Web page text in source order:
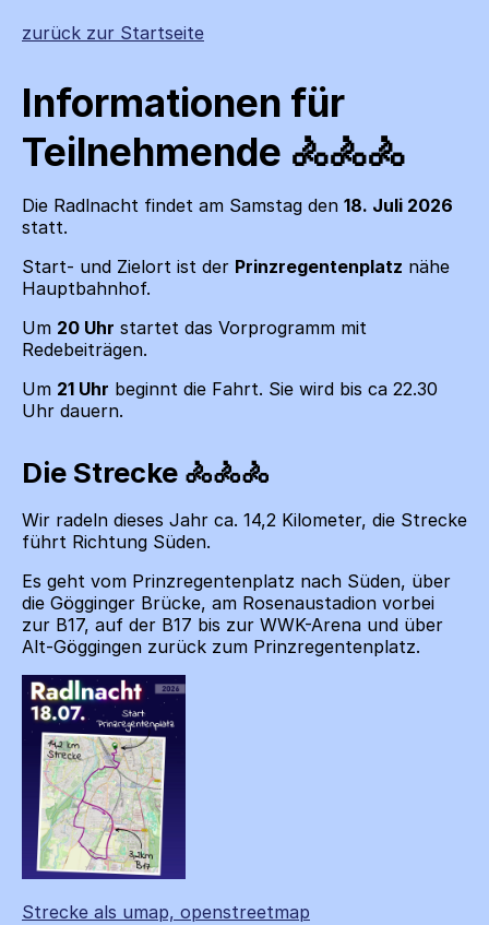
zurück zur Startseite
Informationen für
Teilnehmende
Die Radlnacht findet am Samstag den 18. Juli 2026
statt.
Start- und Zielort ist der Prinzregentenplatz nähe
Hauptbahnhof.
Um 20 Uhr startet das Vorprogramm mit
Redebeiträgen.
Um 21 Uhr beginnt die Fahrt. Sie wird bis ca 22.30
Uhr dauern.
Die Strecke
Wir radeln dieses Jahr ca. 14,2 Kilometer, die Strecke
führt Richtung Süden.
Es geht vom Prinzregentenplatz nach Süden, über
die Gögginger Brücke, am Rosenaustadion vorbei
zur B17, auf der B17 bis zur WWK-Arena und über
Alt-Göggingen zurück zum Prinzregentenplatz.
Strecke als umap, openstreetmap